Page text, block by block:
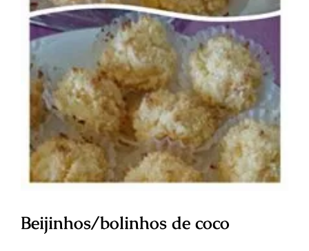
Beijinhos/bolinhos de coco